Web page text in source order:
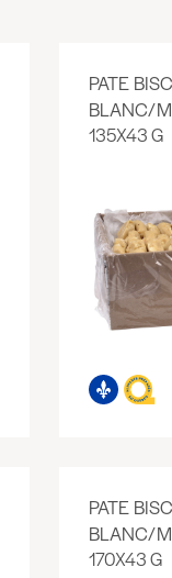
PATE
BLANC/
135X43 G
PATE
BLANC/
170X43 G